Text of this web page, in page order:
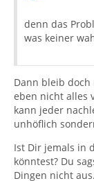
denn das
was keiner
Dann bleib
eben nicht alles
kann jeder
unhöflich
Ist Dir jemals in
könntest? Du
Dingen nicht